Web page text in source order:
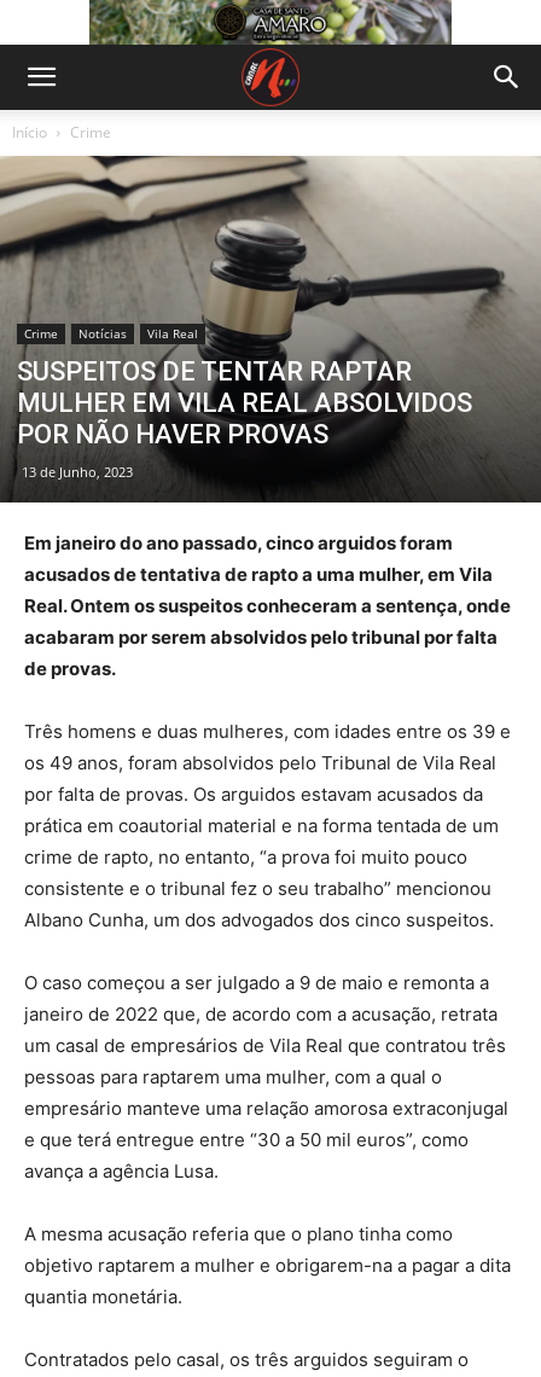
Início Crime
Crime Notícias Vila Real
SUSPEITOS DE TENTAR RAPTAR
MULHER EM VILA REAL ABSOLVIDOS
POR NÃO HAVER PROVAS
13 de Junho, 2023
Em janeiro do ano passado, cinco arguidos foram
acusados de tentativa de rapto a uma mulher, em Vila
Real. Ontem os suspeitos conheceram a sentença, onde
acabaram por serem absolvidos pelo tribunal por falta
de provas.
Três homens e duas mulheres, com idades entre os 39 e
os 49 anos, foram absolvidos pelo Tribunal de Vila Real
por falta de provas. Os arguidos estavam acusados da
prática em coautorial material e na forma tentada de um
crime de rapto, no entanto, “a prova foi muito pouco
consistente e o tribunal fez o seu trabalho” mencionou
Albano Cunha, um dos advogados dos cinco suspeitos.
O caso começou a ser julgado a 9 de maio e remonta a
janeiro de 2022 que, de acordo com a acusação, retrata
um casal de empresários de Vila Real que contratou três
pessoas para raptarem uma mulher, com a qual o
empresário manteve uma relação amorosa extraconjugal
e que terá entregue entre “30 a 50 mil euros”, como
avança a agência Lusa.
A mesma acusação referia que o plano tinha como
objetivo raptarem a mulher e obrigarem-na a pagar a dita
quantia monetária.
Contratados pelo casal, os três arguidos seguiram o